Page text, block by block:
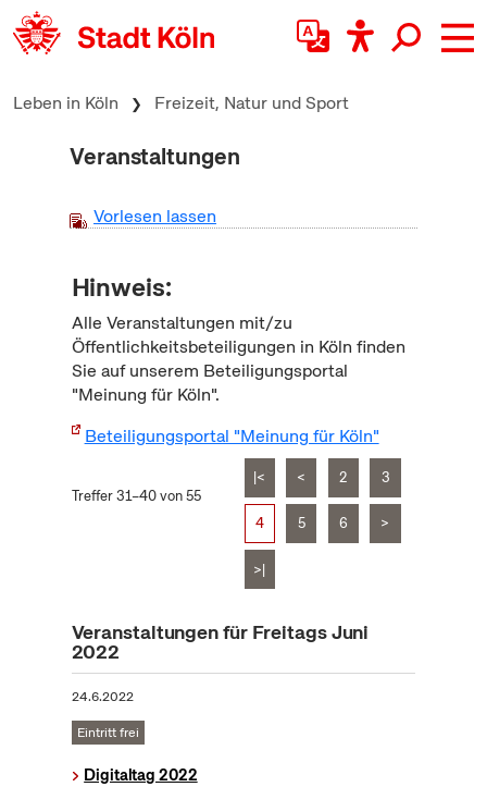
zum Inhalt springen
Leben in Köln Freizeit, Natur und Sport
Veranstaltungen
Vorlesen lassen
Hinweis:
Alle Veranstaltungen mit/zu
Öffentlichkeitsbeteiligungen in Köln finden
Sie auf unserem Beteiligungsportal
"Meinung für Köln".
Beteiligungsportal "Meinung für Köln"
Treffer 31–40 von 55
|< < 2 3
4 5 6 >
>|
Veranstaltungen für Freitags Juni
2022
24.6.2022
Eintritt frei
Digitaltag 2022